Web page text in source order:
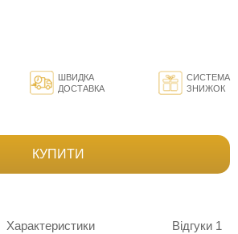
ШВИДКА
ДОСТАВКА
СИСТЕМА
ЗНИЖОК
КУПИТИ
Характеристики Відгуки 1